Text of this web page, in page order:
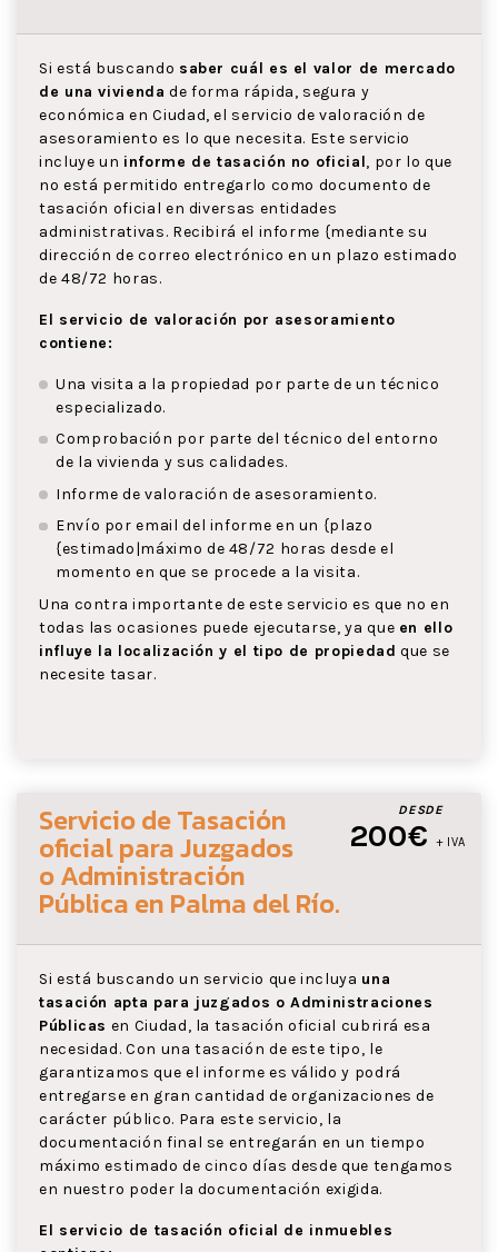
Si está buscando saber cuál es el valor de mercado
de una vivienda de forma rápida, segura y
económica en Ciudad, el servicio de valoración de
asesoramiento es lo que necesita. Este servicio
incluye un informe de tasación no oficial, por lo que
no está permitido entregarlo como documento de
tasación oficial en diversas entidades
administrativas. Recibirá el informe {mediante su
dirección de correo electrónico en un plazo estimado
de 48/72 horas.
El servicio de valoración por asesoramiento
contiene:
Una visita a la propiedad por parte de un técnico
especializado.
Comprobación por parte del técnico del entorno
de la vivienda y sus calidades.
Informe de valoración de asesoramiento.
Envío por email del informe en un {plazo
{estimado|máximo de 48/72 horas desde el
momento en que se procede a la visita.
Una contra importante de este servicio es que no en
todas las ocasiones puede ejecutarse, ya que en ello
influye la localización y el tipo de propiedad que se
necesite tasar.
DESDE
200€ + IVA
Servicio de Tasación
oficial para Juzgados
o Administración
Pública en Palma del Río.
Si está buscando un servicio que incluya una
tasación apta para juzgados o Administraciones
Públicas en Ciudad, la tasación oficial cubrirá esa
necesidad. Con una tasación de este tipo, le
garantizamos que el informe es válido y podrá
entregarse en gran cantidad de organizaciones de
carácter público. Para este servicio, la
documentación final se entregarán en un tiempo
máximo estimado de cinco días desde que tengamos
en nuestro poder la documentación exigida.
El servicio de tasación oficial de inmuebles